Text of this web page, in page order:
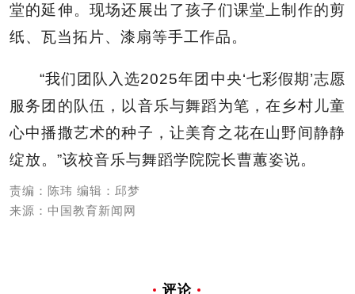
堂的延伸。现场还展出了孩子们课堂上制作的剪
纸、瓦当拓片、漆扇等手工作品。
“我们团队入选2025年团中央‘七彩假期’志愿
服务团的队伍，以音乐与舞蹈为笔，在乡村儿童
心中播撒艺术的种子，让美育之花在山野间静静
绽放。”该校音乐与舞蹈学院院长曹蕙姿说。
责编：陈玮 编辑：邱梦
来源：中国教育新闻网
评论